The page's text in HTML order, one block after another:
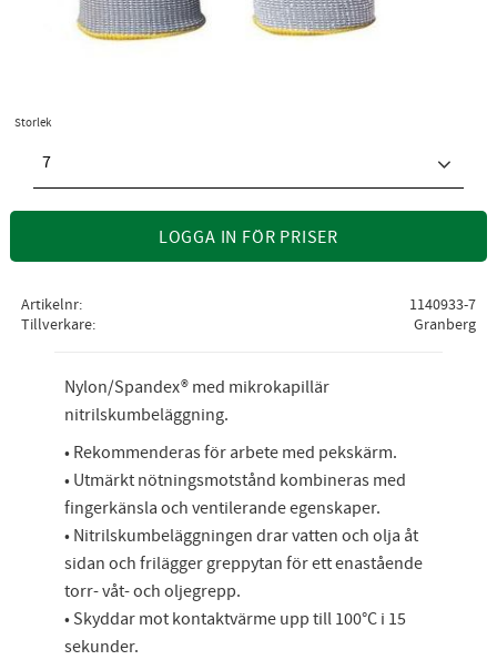
Storlek
7
LOGGA IN FÖR PRISER
Artikelnr
1140933-7
Tillverkare
Granberg
Nylon/Spandex® med mikrokapillär
nitrilskumbeläggning.
• Rekommenderas för arbete med pekskärm.
• Utmärkt nötningsmotstånd kombineras med
fingerkänsla och ventilerande egenskaper.
• Nitrilskumbeläggningen drar vatten och olja åt
sidan och frilägger greppytan för ett enastående
torr- våt- och oljegrepp.
• Skyddar mot kontaktvärme upp till 100°C i 15
sekunder.